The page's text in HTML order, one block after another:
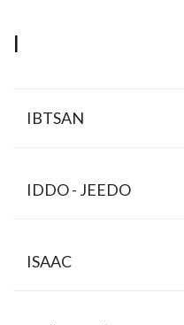
I
IBTSAN
IDDO - JEEDO
ISAAC